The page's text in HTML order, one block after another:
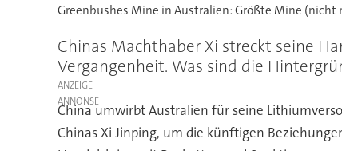
Greenbushes Mine in Australien: Größte Mine
Chinas Machthaber Xi streckt seine
Vergangenheit. Was sind die
ANZEIGE
China umwirbt Australien für seine
Chinas Xi Jinping, um die künftigen